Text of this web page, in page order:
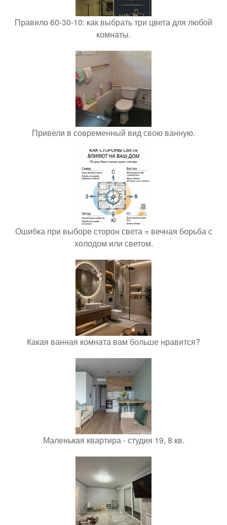
Правило 60-30-10: как выбрать три цвета для любой
комнаты.
Привели в современный вид свою ванную.
Ошибка при выборе сторон света = вечная борьба с
холодом или светом.
Какая ванная комната вам больше нравится?
Маленькая квартира - студия 19, 8 кв.